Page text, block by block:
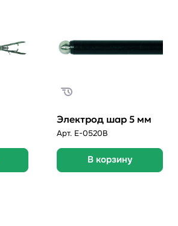
Электрод шар 5 мм
Арт. E-0520В
В корзину